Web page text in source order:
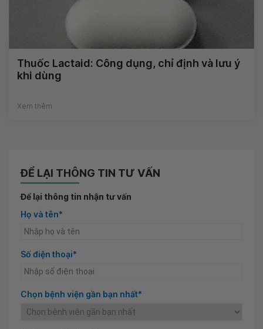
Thuốc Lactaid: Công dụng, chỉ định và lưu ý
khi dùng
Xem thêm
ĐỂ LẠI THÔNG TIN TƯ VẤN
Để lại thông tin nhận tư vấn
Họ và tên*
Số điện thoại*
Chọn bệnh viện gần bạn nhất*